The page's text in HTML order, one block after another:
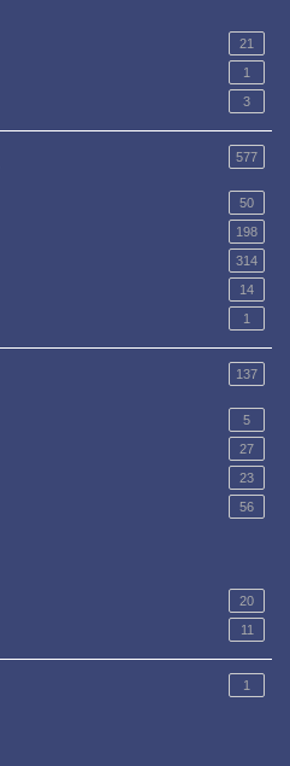
21
1
3
577
50
198
314
14
1
137
5
27
23
56
20
11
1